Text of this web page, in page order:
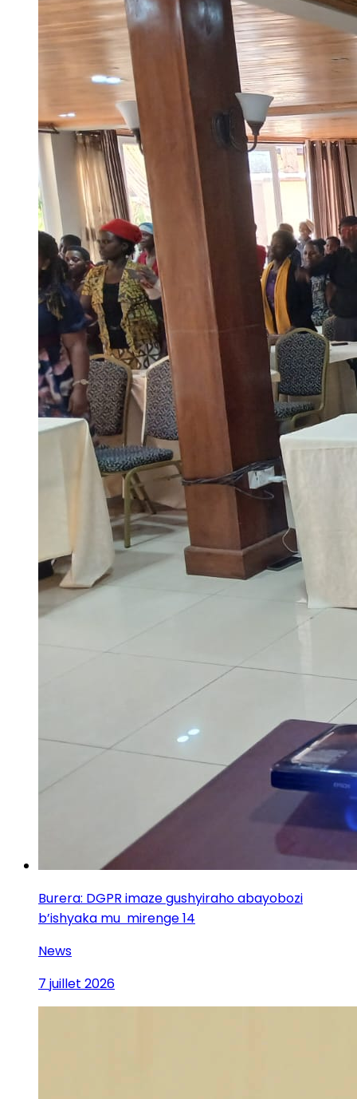
Burera: DGPR imaze gushyiraho abayobozi
b’ishyaka mu mirenge 14
News
7 juillet 2026